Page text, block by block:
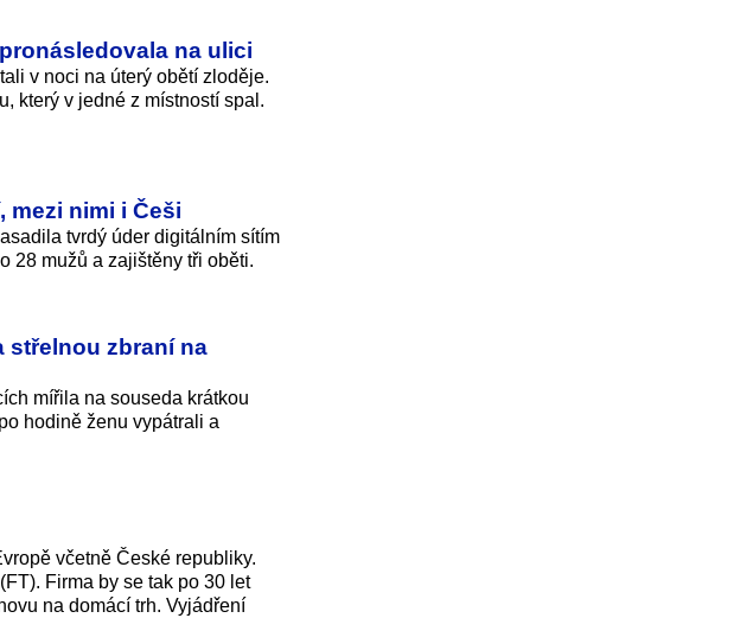
na ulici
v noci na úterý obětí zloděje.
který v jedné z místností spal.
mezi nimi i Češi
tvrdý úder digitálním sítím
28 mužů a zajištěny tři oběti.
střelnou zbraní na
mířila na souseda krátkou
hodině ženu vypátrali a
včetně České republiky.
Firma by se tak po 30 let
na domácí trh. Vyjádření